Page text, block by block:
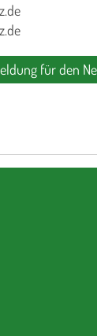
für den